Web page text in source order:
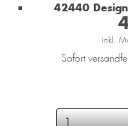
42440
inkl.
Sofort